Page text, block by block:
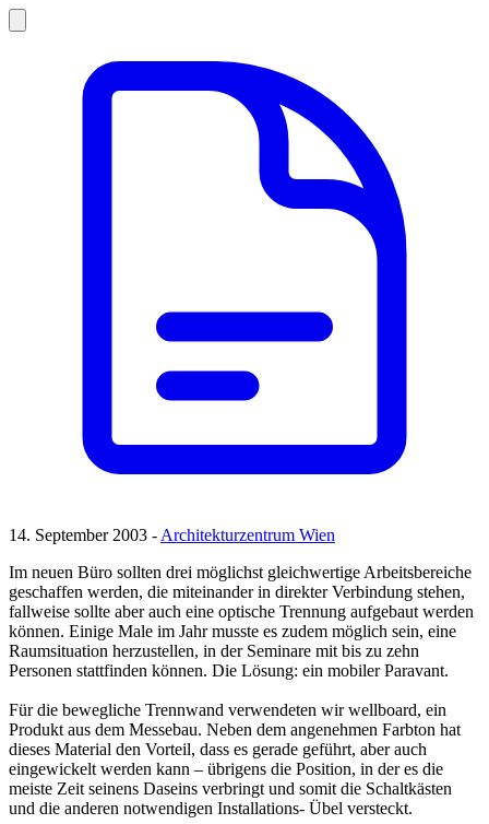
14. September 2003 -Architekturzentrum Wien
Im neuen Büro sollten drei möglichst gleichwertige Arbeitsbereiche
geschaffen werden, die miteinander in direkter Verbindung stehen,
fallweise sollte aber auch eine optische Trennung aufgebaut werden
können. Einige Male im Jahr musste es zudem möglich sein, eine
Raumsituation herzustellen, in der Seminare mit bis zu zehn
Personen stattfinden können. Die Lösung: ein mobiler Paravant.
Für die bewegliche Trennwand verwendeten wir wellboard, ein
Produkt aus dem Messebau. Neben dem angenehmen Farbton hat
dieses Material den Vorteil, dass es gerade geführt, aber auch
eingewickelt werden kann – übrigens die Position, in der es die
meiste Zeit seinens Daseins verbringt und somit die Schaltkästen
und die anderen notwendigen Installations- Übel versteckt.